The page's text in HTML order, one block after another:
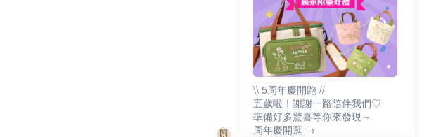
\\ 5周年慶開跑 //
五歲啦！謝謝一路陪伴我們♡
準備好多驚喜等你來發現～
周年慶開逛 →